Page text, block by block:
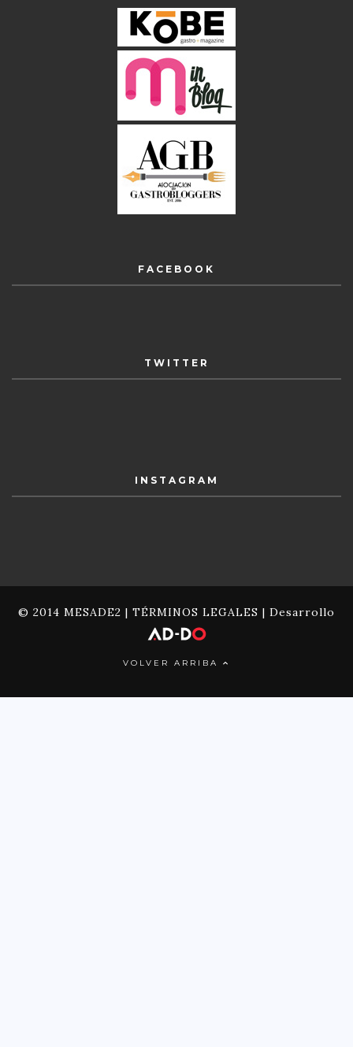
FACEBOOK
TWITTER
INSTAGRAM
© 2014 MESADE2 | TÉRMINOS LEGALES | Desarrollo
VOLVER ARRIBA